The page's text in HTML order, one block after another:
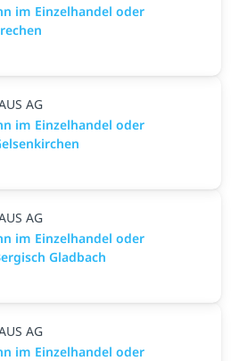
im Einzelhandel oder
AG
im Einzelhandel oder
AG
im Einzelhandel oder
Gladbach
AG
im Einzelhandel oder